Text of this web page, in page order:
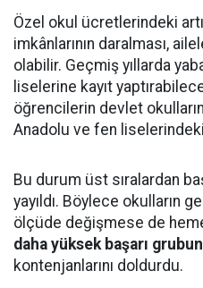
Özel okul ücretlerindeki
imkânlarının daralması,
olabilir. Geçmiş yıllarda
liselerine kayıt
öğrencilerin devlet
Anadolu ve fen
Bu durum üst sıralardan
yayıldı. Böylece okulların
ölçüde değişmese de
daha yüksek başarı
kontenjanlarını doldurdu.